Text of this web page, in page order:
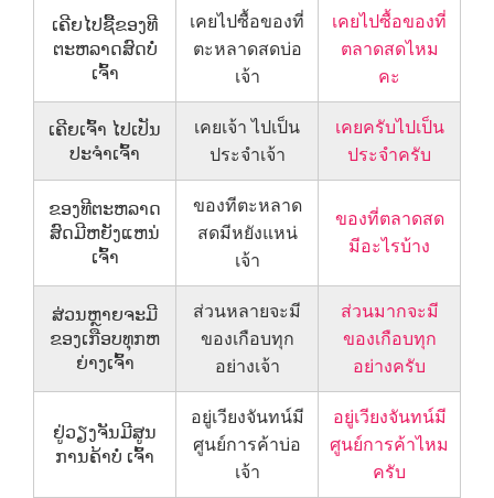
ເຄີຍໄປຊື້ຂອງທີ
ຕະຫລາດສົດບໍ່
ເຈົ້າ
เคยไปซื้อของที่
ตะหลาดสดบ่อ
เจ้า
เคยไปซื้อของที่
ตลาดสดไหม
คะ
ເຄີຍເຈົ້າ ໄປເປັນ
ປະຈຳເຈົ້າ
เคยเจ้า ไปเป็น
ประจำเจ้า
เคยครับไปเป็น
ประจำครับ
ຂອງທີຕະຫລາດ
ສົດມີຫຍັງແຫນ່
ເຈົ້າ
ของทีตะหลาด
สดมีหยังแหน่
เจ้า
ของที่ตลาดสด
มีอะไรบ้าง
ສ່ວນຫຼາຍຈະມີ
ຂອງເກືອບທຸກຫ
ຍ່າງເຈົ້າ
ส่วนหลายจะมี
ของเกือบทุก
อย่างเจ้า
ส่วนมากจะมี
ของเกือบทุก
อย่างครับ
ຢູ່ວຽງຈັນມີສູນ
ການຄ້າບໍ່ ເຈົ້າ
อยู่เวียงจันทน์มี
ศูนย์การค้าบ่อ
เจ้า
อยู่เวียงจันทน์มี
ศูนย์การค้าไหม
ครับ